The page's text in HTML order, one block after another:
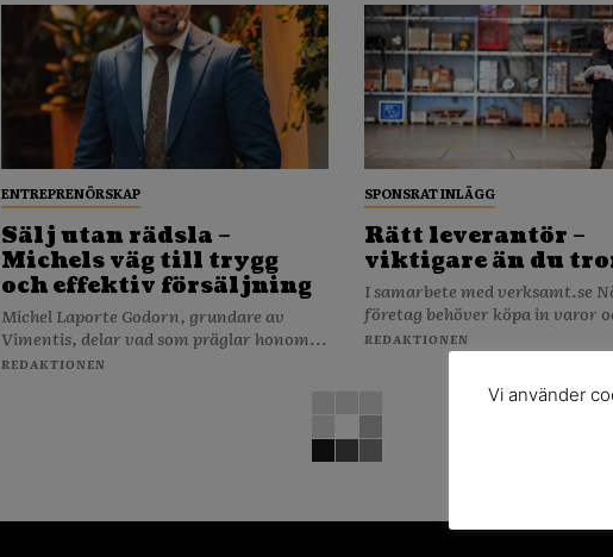
ENTREPRENÖRSKAP
Sälj utan rädsla –
Michels väg till trygg
och effektiv försäljning
Michel Laporte Godorn, grundare av
Vimentis, delar vad som präglar honom...
REDAKTIONEN
SPONSRAT INLÄGG
Rätt leverantör –
viktigare än du
I samarbete med verksamt.se När ditt
företag behöver köpa in varor
REDAKTIONEN
Vi använder